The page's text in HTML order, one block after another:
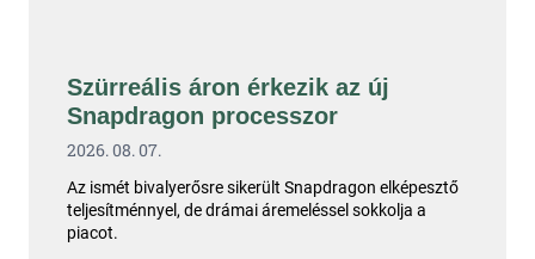
Szürreális áron érkezik az új
Snapdragon processzor
2026. 08. 07.
Az ismét bivalyerősre sikerült Snapdragon elképesztő
teljesítménnyel, de drámai áremeléssel sokkolja a
piacot.